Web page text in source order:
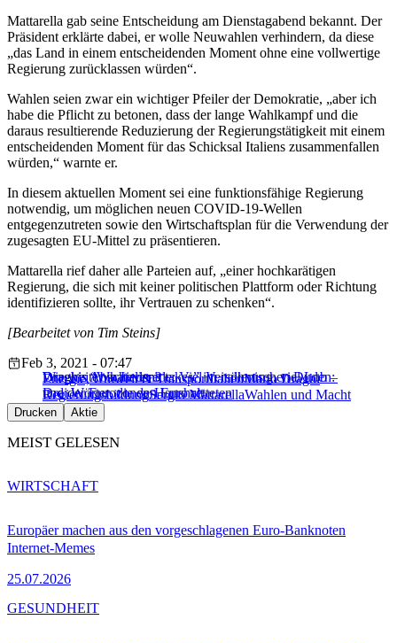
Mattarella gab seine Entscheidung am Dienstagabend bekannt. Der
Präsident erklärte dabei, er wolle Neuwahlen verhindern, da diese
„das Land in einem entscheidenden Moment ohne eine vollwertige
Regierung zurücklassen würden“.
Wahlen seien zwar ein wichtiger Pfeiler der Demokratie, „aber ich
habe die Pflicht zu betonen, dass der lange Wahlkampf und die
daraus resultierende Reduzierung der Regierungstätigkeit mit einem
entscheidenden Moment für das Schicksal Italiens zusammenfallen
würden,“ warnte er.
In diesem aktuellen Moment sei eine funktionsfähige Regierung
notwendig, um möglichen neuen COVID-19-Wellen
entgegenzutreten sowie den Wirtschaftsplan für die Verwendung der
zugesagten EU-Mittel zu präsentieren.
Mattarella rief daher alle Parteien auf, „einer hochkarätigen
Regierung, die sich mit keiner politischen Plattform oder Richtung
identifizieren sollte, ihr Vertrauen zu schenken“.
[Bearbeitet von Tim Steins]
Draghis Abschiedsrede: Viel Versöhnung, viel Lob –
und der Eurozonen-Haushalt
Draghis “Whatever it takes” im italienischen Duden:
Drei Wörter, die den Euro retteten
Wie weiter in Italien?
Feb 3, 2021 - 07:47
Energie, Umwelt & TransportItalienMario Draghi
RegierungsbildungSergio MattarellaWahlen und Macht
Drucken Aktie
MEIST GELESEN
Europäer machen aus den vorgeschlagenen Euro-Banknoten
Internet-Memes
25.07.2026
WIRTSCHAFT
GESUNDHEIT